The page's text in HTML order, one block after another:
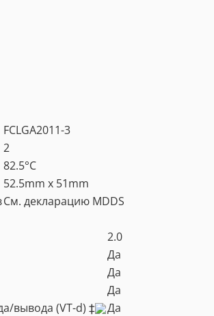
FCLGA2011-3
2
82.5°C
52.5mm x 51mm
См. декларацию MDDS
2.0
Да
Да
Да
вывода (VT-d) ‡
Да